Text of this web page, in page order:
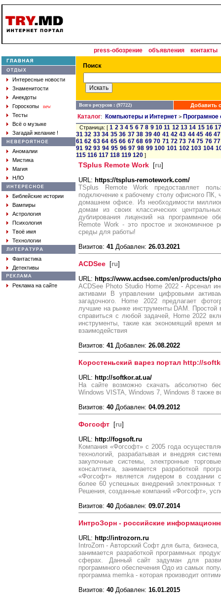
press-обозрение объявления контакты
Интересные новости
Знаменитости
Анекдоты
Гороскопы
new
Тесты
Всё о музыке
Загадай желание !
Аномалии
Мистика
Магия
НЛО
Библейские истории
Вампиры
Астрология
Психология
Твоё имя
Технологии
Фантастика
Детективы
Реклама на сайте
Всего ресурсов : (97722) Добавить
Каталог: Компьютеры и Интернет > Програмное
Страница: [1 2 3 4 5 6 7 8 9 10 11 12 13 14 15 16
31 32 33 34 35 36 37 38 39 40 41 42 43 44 45 46 47
61 62 63 64 65 66 67 68 69 70 71 72 73 74 75 76 77
91 92 93 94 95 96 97 98 99 100 101 102 103 104
115 116 117 118 119 120 ]
TSplus Remote Work [ru]
URL: https://tsplus-remotework.com/
TSplus Remote Work предоставляет
подключение к рабочему столу офисного ПК,
домашнем офисе. Из необходимости
домам из своих классических
дублирования лицензий на программное
Remote Work - это простое и экономичное
среды для работы!
Визитов: 41 Добавлен: 26.03.2021
ACDSee [ru]
URL: https://www.acdsee.com/en/products/
ACDSee Photo Studio Home 2022 - Арсенал
активами В управлении цифровыми
загадочного. Home 2022 предлагает
лучшие на рынке инструменты DAM. Простой
справиться с любой задачей, Home 2022
инструменты, такие как экономящий время
взаимодействия
Визитов: 41 Добавлен: 26.08.2022
Коростеньский варез портал http://
URL: http://softkor.at.ua/
На сайте возможно скачать абсолютно
Windows VISTA, Windows 7, Windows 8 также
Визитов: 40 Добавлен: 04.09.2012
Фогсофт [ru]
URL: http://fogsoft.ru
Компания «Фогсофт» с 2005 года
технологий, разрабатывая и внедряя
закупочные системы, электронные
консалтинга, занимается разработкой
«Фогсофт» является лидером в создании
более 60 успешных внедрений электронных
Решения, созданные компаний «Фогсофт»,
Визитов: 40 Добавлен: 09.07.2014
ИнтроЗорн - российские
URL: http://introzorn.ru
IntroZorn - Авторский Софт для быта,
занимается разработкой программных
сферах. Данный сайт задуман для
программного обеспечения Одо из самых
программа memka - которая производит
Визитов: 40 Добавлен: 16.01.2015